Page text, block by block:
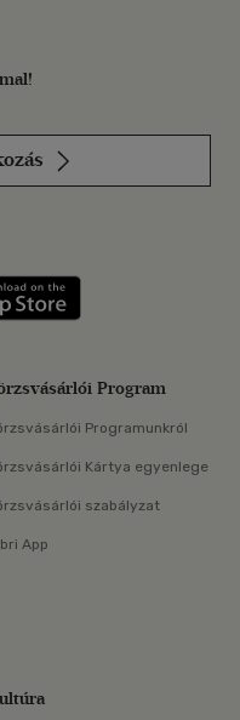
Szerezd meg: Google
Program
Programunkról
Kártya egyenlege
szabályzat
App